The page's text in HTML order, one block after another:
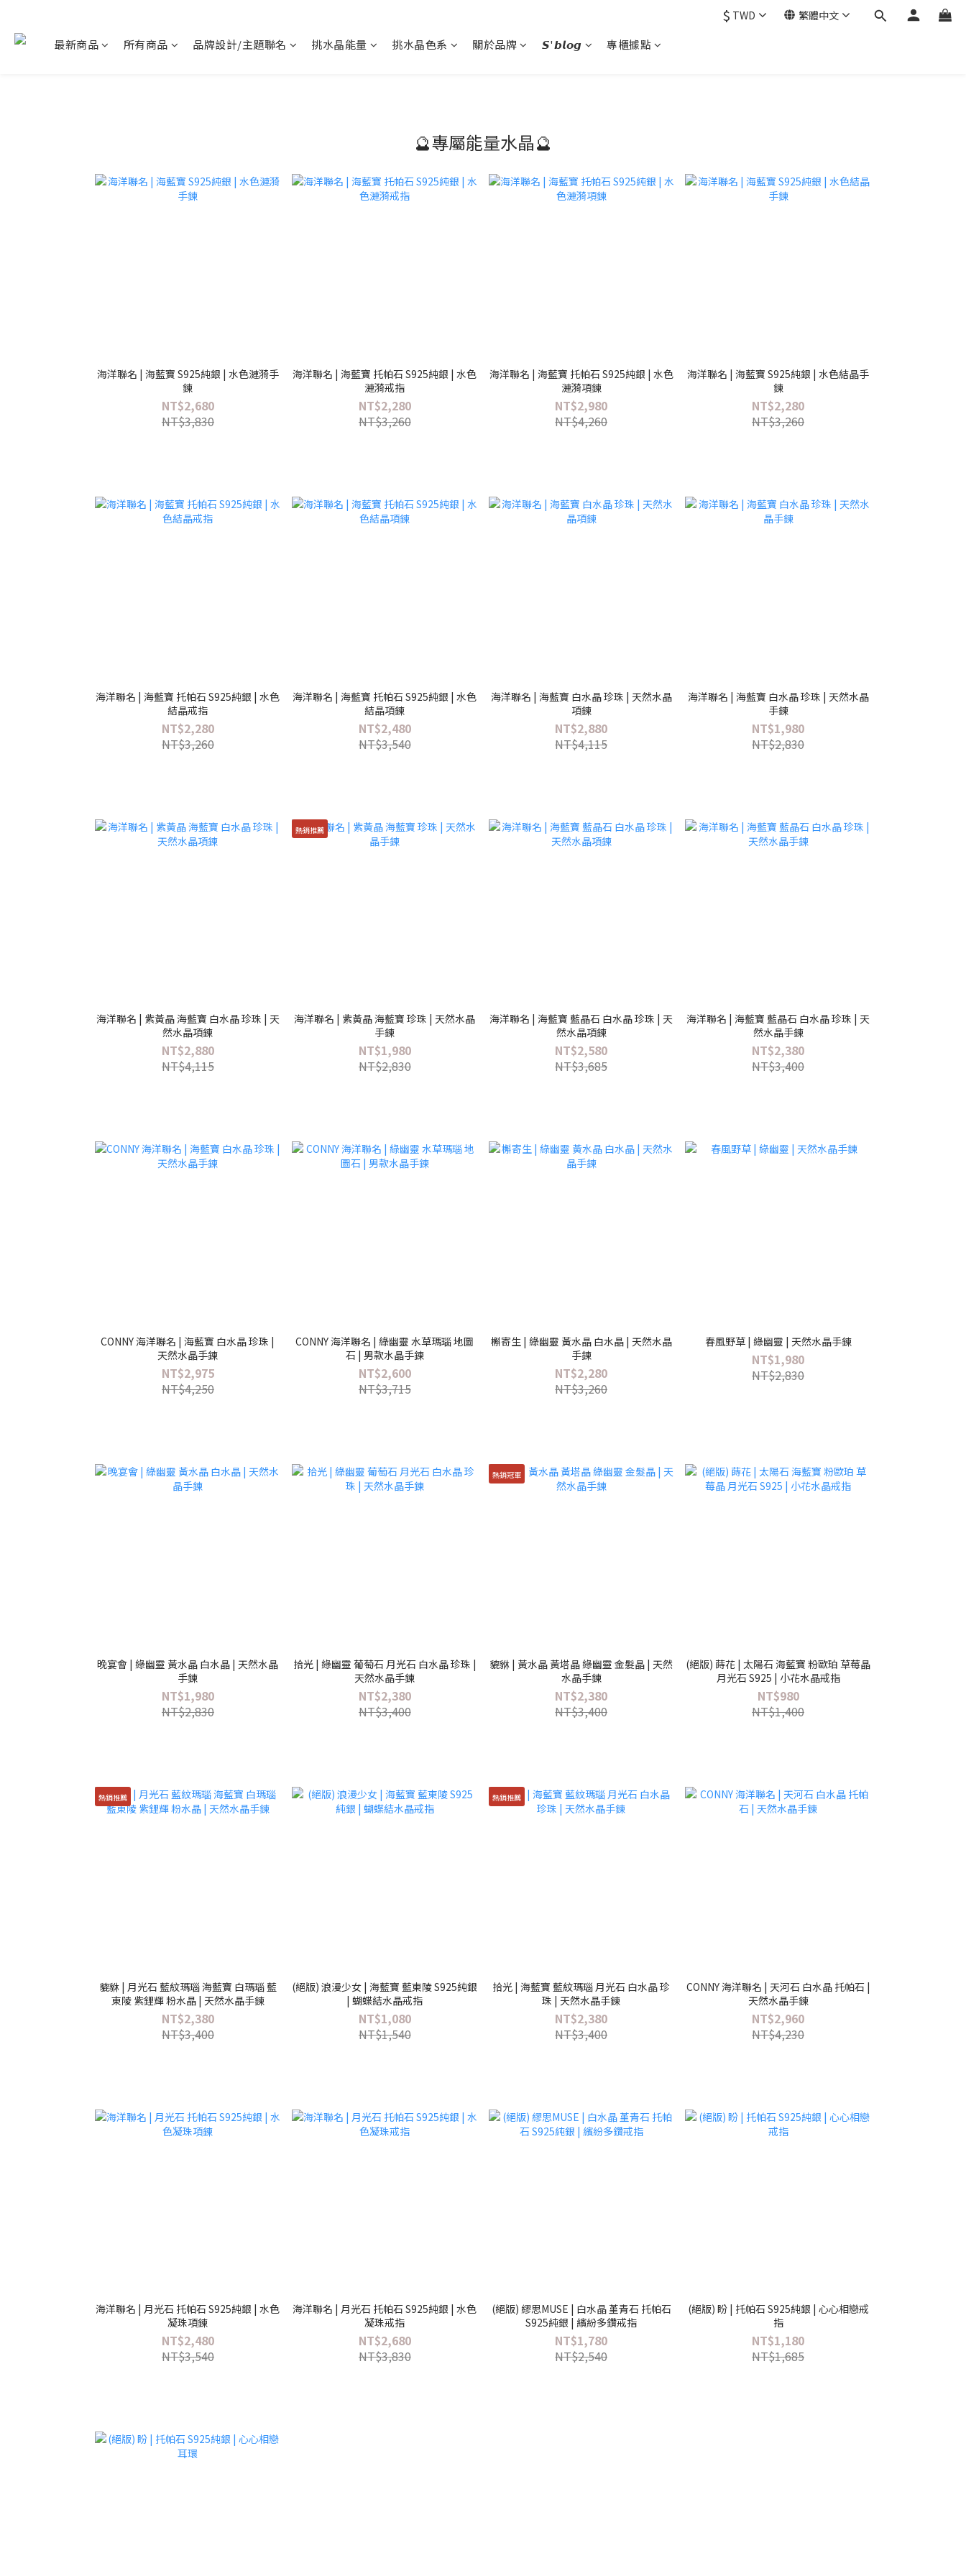
$ TWD 繁體中文
最新商品 所有商品 品牌設計/主題聯名 挑水晶能量 挑水晶色系 關於品牌 𝙎'𝙗𝙡𝙤𝙜 專櫃據點
🔮專屬能量水晶🔮
海洋聯名 | 海藍寶 S925純銀 | 水色漣漪手
鍊
NT$2,680
NT$3,830
海洋聯名 | 海藍寶 托帕石 S925純銀 | 水色
漣漪戒指
NT$2,280
NT$3,260
海洋聯名 | 海藍寶 托帕石 S925純銀 | 水色
漣漪項鍊
NT$2,980
NT$4,260
海洋聯名 | 海藍寶 S925純銀 | 水色結晶手
鍊
NT$2,280
NT$3,260
海洋聯名 | 海藍寶 托帕石 S925純銀 | 水色
結晶戒指
NT$2,280
NT$3,260
海洋聯名 | 海藍寶 托帕石 S925純銀 | 水色
結晶項鍊
NT$2,480
NT$3,540
海洋聯名 | 海藍寶 白水晶 珍珠 | 天然水晶
項鍊
NT$2,880
NT$4,115
海洋聯名 | 海藍寶 白水晶 珍珠 | 天然水晶
手鍊
NT$1,980
NT$2,830
海洋聯名 | 紫黃晶 海藍寶 白水晶 珍珠 | 天
然水晶項鍊
NT$2,880
NT$4,115
熱銷推薦
海洋聯名 | 紫黃晶 海藍寶 珍珠 | 天然水晶
手鍊
NT$1,980
NT$2,830
海洋聯名 | 海藍寶 藍晶石 白水晶 珍珠 | 天
然水晶項鍊
NT$2,580
NT$3,685
海洋聯名 | 海藍寶 藍晶石 白水晶 珍珠 | 天
然水晶手鍊
NT$2,380
NT$3,400
CONNY 海洋聯名 | 海藍寶 白水晶 珍珠 |
天然水晶手鍊
NT$2,975
NT$4,250
CONNY 海洋聯名 | 綠幽靈 水草瑪瑙 地圖
石 | 男款水晶手鍊
NT$2,600
NT$3,715
槲寄生 | 綠幽靈 黃水晶 白水晶 | 天然水晶
手鍊
NT$2,280
NT$3,260
春風野草 | 綠幽靈 | 天然水晶手鍊
NT$1,980
NT$2,830
晚宴會 | 綠幽靈 黃水晶 白水晶 | 天然水晶
手鍊
NT$1,980
NT$2,830
拾光 | 綠幽靈 葡萄石 月光石 白水晶 珍珠 |
天然水晶手鍊
NT$2,380
NT$3,400
熱銷冠軍
貔貅 | 黃水晶 黃塔晶 綠幽靈 金髮晶 | 天然
水晶手鍊
NT$2,380
NT$3,400
(絕版) 蒔花 | 太陽石 海藍寶 粉歐珀 草莓晶
月光石 S925 | 小花水晶戒指
NT$980
NT$1,400
熱銷推薦
貔貅 | 月光石 藍紋瑪瑙 海藍寶 白瑪瑙 藍
東陵 紫鋰輝 粉水晶 | 天然水晶手鍊
NT$2,380
NT$3,400
(絕版) 浪漫少女 | 海藍寶 藍東陵 S925純銀
| 蝴蝶結水晶戒指
NT$1,080
NT$1,540
熱銷推薦
拾光 | 海藍寶 藍紋瑪瑙 月光石 白水晶 珍
珠 | 天然水晶手鍊
NT$2,380
NT$3,400
CONNY 海洋聯名 | 天河石 白水晶 托帕石 |
天然水晶手鍊
NT$2,960
NT$4,230
海洋聯名 | 月光石 托帕石 S925純銀 | 水色
凝珠項鍊
NT$2,480
NT$3,540
海洋聯名 | 月光石 托帕石 S925純銀 | 水色
凝珠戒指
NT$2,680
NT$3,830
(絕版) 繆思MUSE | 白水晶 堇青石 托帕石
S925純銀 | 繽紛多鑽戒指
NT$1,780
NT$2,540
(絕版) 盼 | 托帕石 S925純銀 | 心心相戀戒
指
NT$1,180
NT$1,685